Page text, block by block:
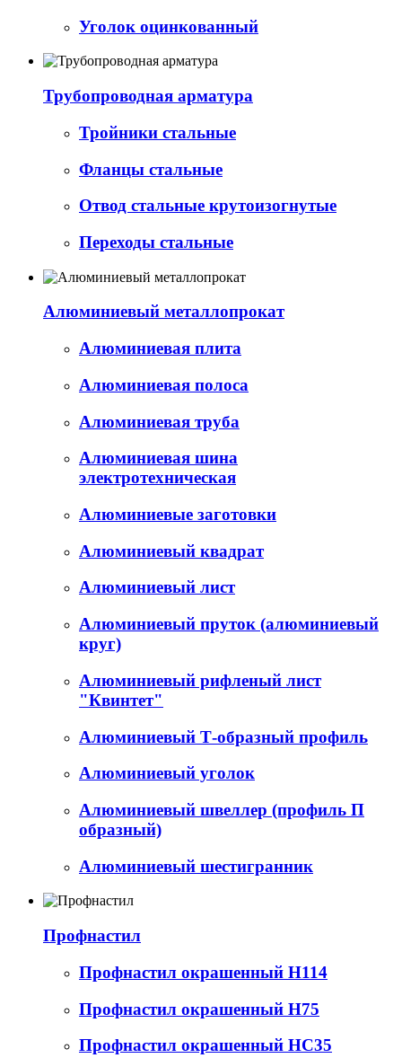
Уголок оцинкованный
Трубопроводная арматура
Тройники стальные
Фланцы стальные
Отвод стальные крутоизогнутые
Переходы стальные
Алюминиевый металлопрокат
Алюминиевая плита
Алюминиевая полоса
Алюминиевая труба
Алюминиевая шина
электротехническая
Алюминиевые заготовки
Алюминиевый квадрат
Алюминиевый лист
Алюминиевый пруток (алюминиевый
круг)
Алюминиевый рифленый лист
"Квинтет"
Алюминиевый Т-образный профиль
Алюминиевый уголок
Алюминиевый швеллер (профиль П
образный)
Алюминиевый шестигранник
Профнастил
Профнастил окрашенный Н114
Профнастил окрашенный Н75
Профнастил окрашенный НС35